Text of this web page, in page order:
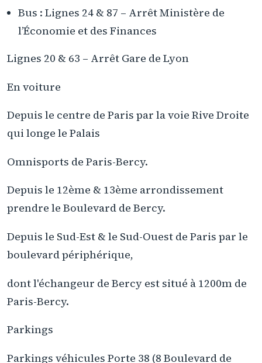
Bus : Lignes 24 & 87 – Arrêt Ministère de
l’Économie et des Finances
Lignes 20 & 63 – Arrêt Gare de Lyon
En voiture
Depuis le centre de Paris par la voie Rive Droite
qui longe le Palais
Omnisports de Paris-Bercy.
Depuis le 12ème & 13ème arrondissement
prendre le Boulevard de Bercy.
Depuis le Sud-Est & le Sud-Ouest de Paris par le
boulevard périphérique,
dont l'échangeur de Bercy est situé à 1200m de
Paris-Bercy.
Parkings
Parkings véhicules Porte 38 (8 Boulevard de